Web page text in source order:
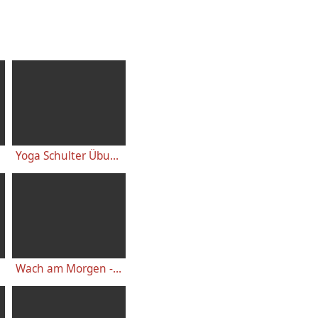
Yoga Schulter Übungen - für starke gesunde Schultern, gegen Schulterschmerzen
Wach am Morgen - 10 Minuten Yogastunde für Energie